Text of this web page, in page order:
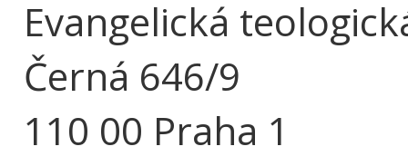
Evangelická
Černá 646/9
110 00 Praha 1